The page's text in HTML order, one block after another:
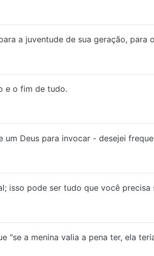
a juventude de sua geração,
e o fim de tudo.
um Deus para invocar - desejei
isso pode ser tudo que você
"se a menina valia a pena ter, ela